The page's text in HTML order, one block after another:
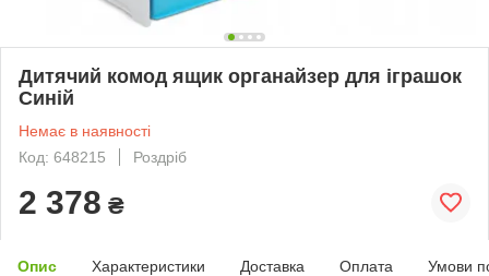
Дитячий комод ящик органайзер для іграшок
Синій
Немає в наявності
Код: 648215
Роздріб
2 378 ₴
Опис Характеристики Доставка Оплата Умови